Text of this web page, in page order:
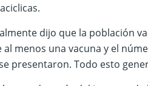
dijo que la población
al menos una vacuna y el
presentaron. Todo esto